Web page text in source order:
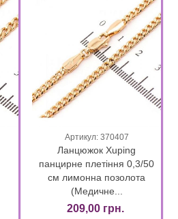
Артикул: 370407
Ланцюжок Xuping
панцирне плетіння 0,3/50
см лимонна позолота
(Медичне...
209,00 грн.